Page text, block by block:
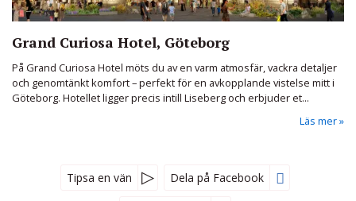
Grand Curiosa Hotel, Göteborg
På Grand Curiosa Hotel möts du av en varm atmosfär, vackra detaljer
och genomtänkt komfort – perfekt för en avkopplande vistelse mitt i
Göteborg. Hotellet ligger precis intill Liseberg och erbjuder et...
Läs mer
Tipsa en vän Dela på Facebook